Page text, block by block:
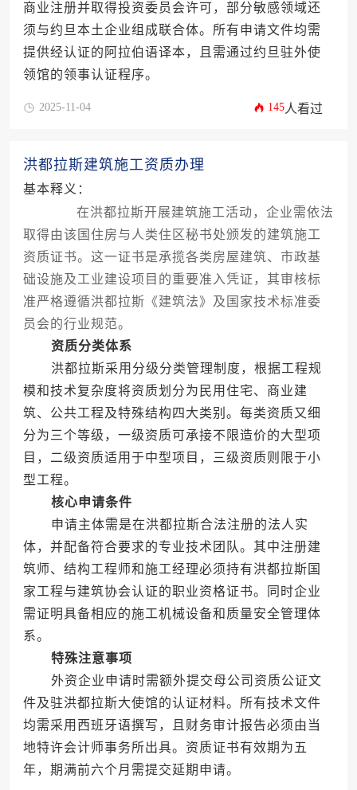
商业注册并取得投资委员会许可，部分敏感领域还
须与约旦本土企业组成联合体。所有申请文件均需
提供经认证的阿拉伯语译本，且需通过约旦驻外使
领馆的领事认证程序。
2025-11-04 145人看过
洪都拉斯建筑施工资质办理
基本释义：
在洪都拉斯开展建筑施工活动，企业需依法
取得由该国住房与人类住区秘书处颁发的建筑施工
资质证书。这一证书是承揽各类房屋建筑、市政基
础设施及工业建设项目的重要准入凭证，其审核标
准严格遵循洪都拉斯《建筑法》及国家技术标准委
员会的行业规范。
资质分类体系
洪都拉斯采用分级分类管理制度，根据工程规
模和技术复杂度将资质划分为民用住宅、商业建
筑、公共工程及特殊结构四大类别。每类资质又细
分为三个等级，一级资质可承接不限造价的大型项
目，二级资质适用于中型项目，三级资质则限于小
型工程。
核心申请条件
申请主体需是在洪都拉斯合法注册的法人实
体，并配备符合要求的专业技术团队。其中注册建
筑师、结构工程师和施工经理必须持有洪都拉斯国
家工程与建筑协会认证的职业资格证书。同时企业
需证明具备相应的施工机械设备和质量安全管理体
系。
特殊注意事项
外资企业申请时需额外提交母公司资质公证文
件及驻洪都拉斯大使馆的认证材料。所有技术文件
均需采用西班牙语撰写，且财务审计报告必须由当
地特许会计师事务所出具。资质证书有效期为五
年，期满前六个月需提交延期申请。